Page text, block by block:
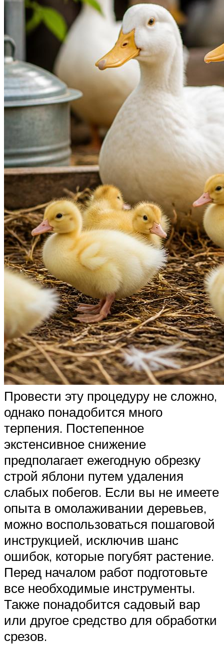
Провести эту процедуру не сложно,
однако понадобится много
терпения. Постепенное
экстенсивное снижение
предполагает ежегодную обрезку
строй яблони путем удаления
слабых побегов. Если вы не имеете
опыта в омолаживании деревьев,
можно воспользоваться пошаговой
инструкцией, исключив шанс
ошибок, которые погубят растение.
Перед началом работ подготовьте
все необходимые инструменты.
Также понадобится садовый вар
или другое средство для обработки
срезов.